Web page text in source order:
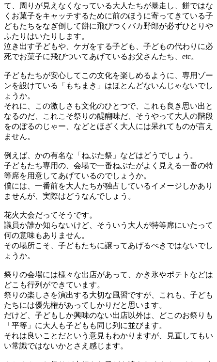
て、周りが見えなくなっている大人たちが暴走し、餅ではな
くお菓子をキャッチするために前のほうに寄ってきている子
どもたちをなぎ倒して餅に飛びつくバカ野郎が必ずひとりや
ふたりはいたりします。
泣き出す子どもや、ケガをする子ども、子どもの代わりに必
死でお菓子に飛びついてあげているお父さんたち、etc。
子どもたちが安心してこの文化を楽しめるように、専用ゾー
ンを設けている「もちまき」はほとんどないんじゃないでし
ょうか。
それに、この激しさも文化のひとつで、これも良き思い出と
なるのだ、これこそ祭りの醍醐味だ、そうやって大人の階段
をのぼるのじゃー、などとほざく大人には呆れてものが言え
ません。
例えば、かの有名な「ねぶた祭」などはどうでしょう。
子どもたち専用の、会場で一番ねぶたがよく見える一番の特
等席を用意してあげているのでしょうか。
僕には、一番前を大人たちが独占しているイメージしかあり
ませんが、実際はどうなんでしょう。
花火大会だってそうです。
議員か誰か知らないけど、そういう大人が特等席にいたって
何の意味もありません。
その場所こそ、子どもたちに譲ってあげるべきではないでし
ょうか。
祭りの会場には様々な出店があって、かき氷やポテトなどは
どこも行列ができています。
祭りの楽しさを演出する大切な風習ですが、これも、子ども
たちには優先権があってしかりだと思います。
だけど、子どもしか興味のない出店以外は、どこのお祭りも
「平等」に大人も子どもも同じ列に並びます。
それは良いことだという意見もわかりますが、見直してもい
い常識ではないかとさえ感じます。